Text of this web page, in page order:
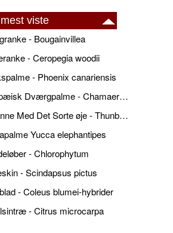
viste
- Bougainvillea
- Ceropegia woodii
- Phoenix canariensis
Europæisk Dværgpalme - Chamaerops humilis
Susanne Med Det Sorte øje - Thunbergia alata
Yucca elephantipes
- Chlorophytum
- Scindapsus pictus
- Coleus blumei-hybrider
- Citrus microcarpa